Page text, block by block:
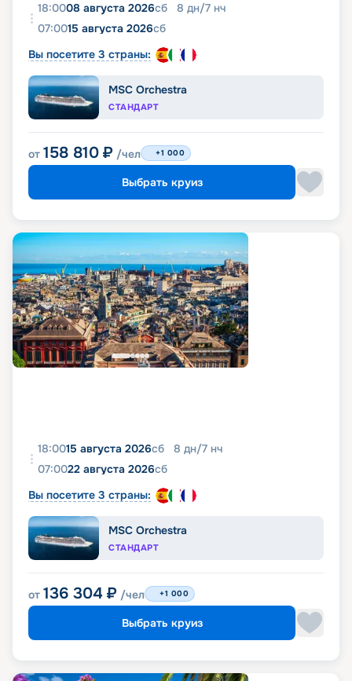
18:0008 августа 2026сб 8 дн/7 нч
07:0015 августа 2026сб
Вы посетите 3 страны:
MSC Orchestra
СТАНДАРТ
от 158 810 ₽ /чел +1 000
Выбрать круиз
18:0015 августа 2026сб 8 дн/7 нч
07:0022 августа 2026сб
Вы посетите 3 страны:
MSC Orchestra
СТАНДАРТ
от 136 304 ₽ /чел +1 000
Выбрать круиз